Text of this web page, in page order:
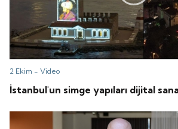
2 Ekim -Video
İstanbul'un simge yapıları dijital